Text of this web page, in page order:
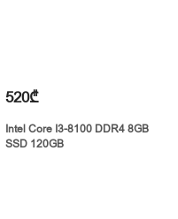
520₾
Intel Core I3-8100 DDR4 8GB
SSD 120GB